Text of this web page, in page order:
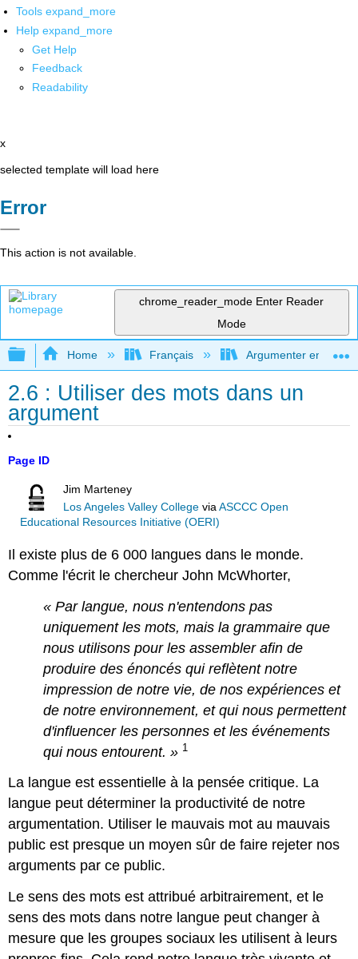
Tools expand_more
Help expand_more
Get Help
Feedback
Readability
x
selected template will load here
Error
This action is not available.
chrome_reader_mode Enter Reader
Mode
Expand/collapse global hierarchy
Home Français Argumenter en
2.6 : Utiliser des mots dans un
argument
Page ID
Jim Marteney
Los Angeles Valley College viaASCCC Open
Educational Resources Initiative (OERI)
Il existe plus de 6 000 langues dans le monde.
Comme l'écrit le chercheur John McWhorter,
« Par langue, nous n'entendons pas
uniquement les mots, mais la grammaire que
nous utilisons pour les assembler afin de
produire des énoncés qui reflètent notre
impression de notre vie, de nos expériences et
de notre environnement, et qui nous permettent
d'influencer les personnes et les événements
qui nous entourent. » 1
La langue est essentielle à la pensée critique. La
langue peut déterminer la productivité de notre
argumentation. Utiliser le mauvais mot au mauvais
public est presque un moyen sûr de faire rejeter nos
arguments par ce public.
Le sens des mots est attribué arbitrairement, et le
sens des mots dans notre langue peut changer à
mesure que les groupes sociaux les utilisent à leurs